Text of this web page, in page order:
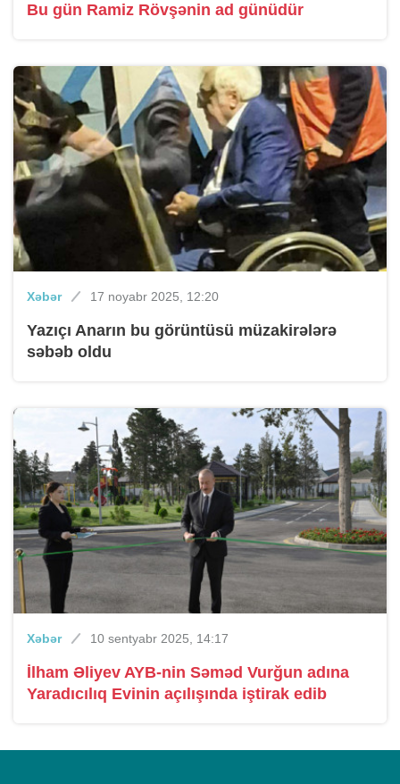
Bu gün Ramiz Rövşənin ad günüdür
Xəbər 17 noyabr 2025, 12:20
Yazıçı Anarın bu görüntüsü müzakirələrə
səbəb oldu
Xəbər 10 sentyabr 2025, 14:17
İlham Əliyev AYB-nin Səməd Vurğun adına
Yaradıcılıq Evinin açılışında iştirak edib